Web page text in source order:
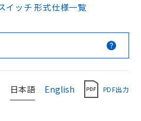
イッチ 形式仕様一覧
日本語 English PDF出力